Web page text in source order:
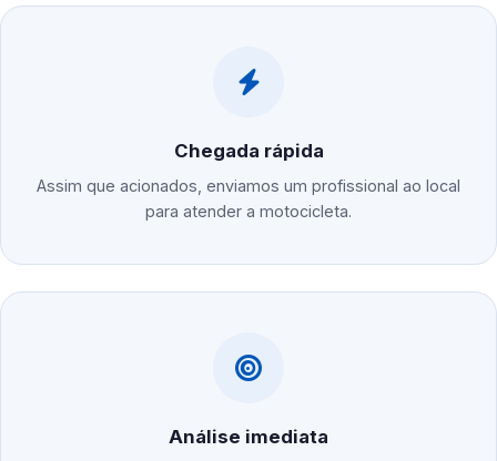
Chegada rápida
Assim que acionados, enviamos um profissional ao local
para atender a motocicleta.
Análise imediata